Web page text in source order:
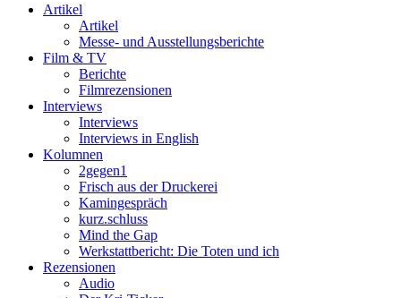
Artikel
Artikel
Messe- und Ausstellungsberichte
Film & TV
Berichte
Filmrezensionen
Interviews
Interviews
Interviews in English
Kolumnen
2gegen1
Frisch aus der Druckerei
Kamingespräch
kurz.schluss
Mind the Gap
Werkstattbericht: Die Toten und ich
Rezensionen
Audio